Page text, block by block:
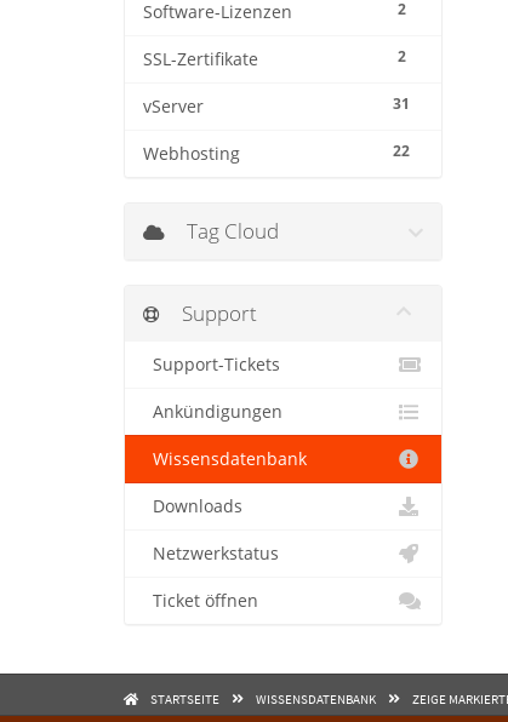
2
Software-Lizenzen
2
SSL-Zertifikate
31
vServer
22
Webhosting
Tag Cloud
Support
Support-Tickets
Ankündigungen
Wissensdatenbank
Downloads
Netzwerkstatus
Ticket öffnen
STARTSEITE WISSENSDATENBANK ZEIGE